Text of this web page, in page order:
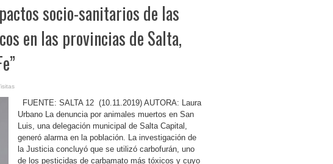
socio-sanitarios de las
en las provincias de Salta,
FUENTE: SALTA 12 (10.11.2019) AUTORA: Laura
Urbano La denuncia por animales muertos en San
Luis, una delegación municipal de Salta Capital,
generó alarma en la población. La investigación de
la Justicia concluyó que se utilizó carbofurán, uno
de los pesticidas de carbamato más tóxicos y cuyo